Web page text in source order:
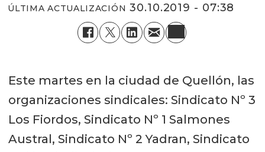
ÚLTIMA ACTUALIZACIÓN 30.10.2019 - 07:38
Este martes en la ciudad de Quellón, las
organizaciones sindicales: Sindicato Nº 3
Los Fiordos, Sindicato Nº 1 Salmones
Austral, Sindicato Nº 2 Yadran, Sindicato